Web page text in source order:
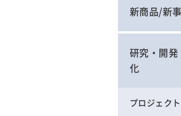
新商品/新
研究・開発
化
プロジェク